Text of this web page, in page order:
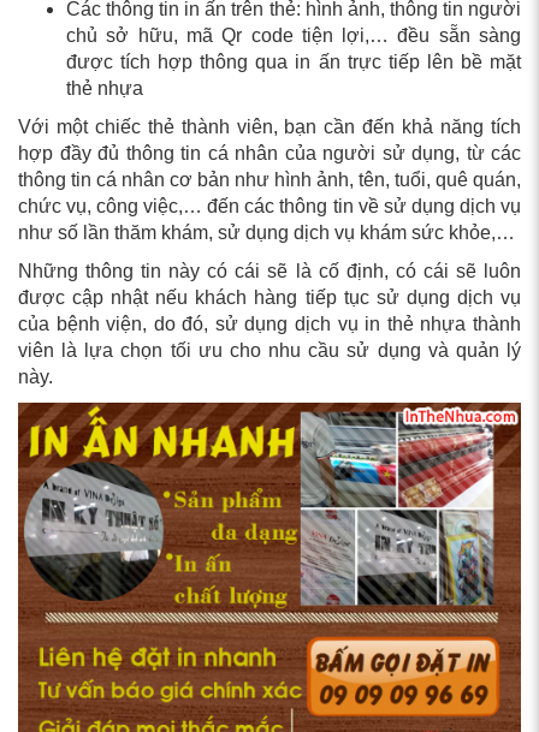
Các thông tin in ấn trên thẻ: hình ảnh, thông tin người
chủ sở hữu, mã Qr code tiện lợi,… đều sẵn sàng
được tích hợp thông qua in ấn trực tiếp lên bề mặt
thẻ nhựa
Với một chiếc thẻ thành viên, bạn cần đến khả năng tích
hợp đầy đủ thông tin cá nhân của người sử dụng, từ các
thông tin cá nhân cơ bản như hình ảnh, tên, tuổi, quê quán,
chức vụ, công việc,… đến các thông tin về sử dụng dịch vụ
như số lần thăm khám, sử dụng dịch vụ khám sức khỏe,…
Những thông tin này có cái sẽ là cố định, có cái sẽ luôn
được cập nhật nếu khách hàng tiếp tục sử dụng dịch vụ
của bệnh viện, do đó, sử dụng dịch vụ in thẻ nhựa thành
viên là lựa chọn tối ưu cho nhu cầu sử dụng và quản lý
này.